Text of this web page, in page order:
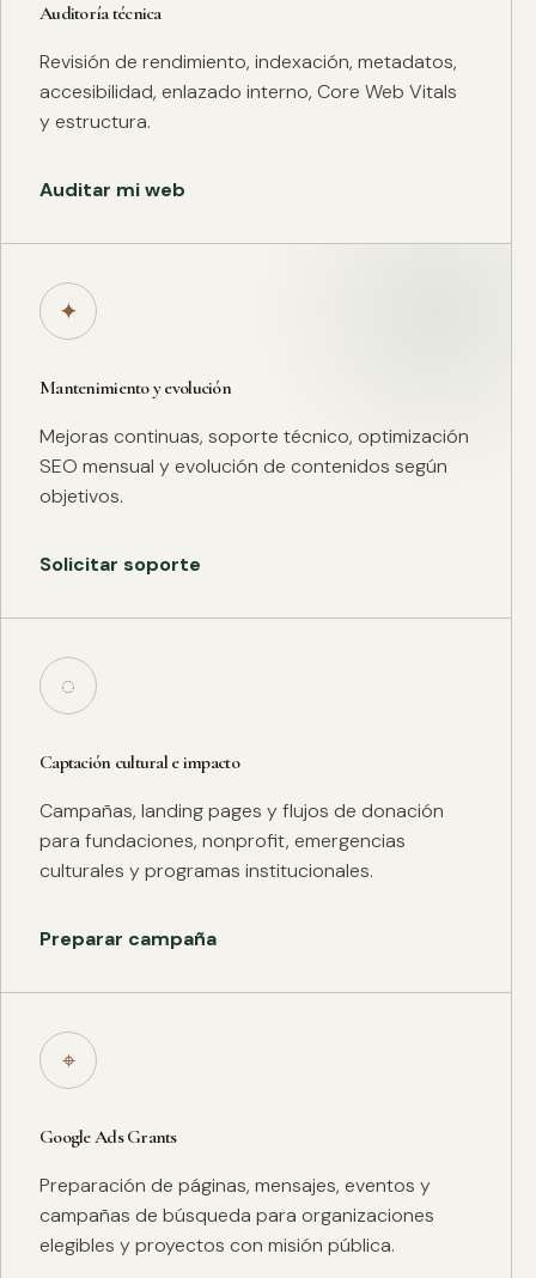
Auditoría técnica
Revisión de rendimiento, indexación, metadatos,
accesibilidad, enlazado interno, Core Web Vitals
y estructura.
Auditar mi web
✦
Mantenimiento y evolución
Mejoras continuas, soporte técnico, optimización
SEO mensual y evolución de contenidos según
objetivos.
Solicitar soporte
◌
Captación cultural e impacto
Campañas, landing pages y flujos de donación
para fundaciones, nonprofit, emergencias
culturales y programas institucionales.
Preparar campaña
⌖
Google Ads Grants
Preparación de páginas, mensajes, eventos y
campañas de búsqueda para organizaciones
elegibles y proyectos con misión pública.